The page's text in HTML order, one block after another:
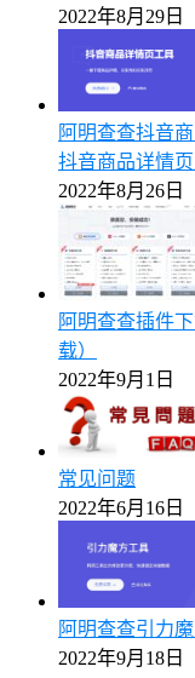
2022年8月29日
阿明查查抖音
抖音商品详情
2022年8月26日
阿明查查插件
载）
2022年9月1日
常见问题
2022年6月16日
阿明查查引力
2022年9月18日